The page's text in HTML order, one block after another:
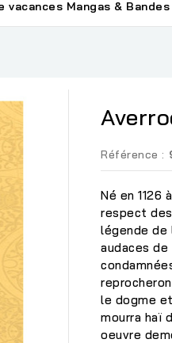
vacances Mangas &
Référence :
Né en 1126
respect
légende de
audaces
le dogme
mourra haï
oeuvre